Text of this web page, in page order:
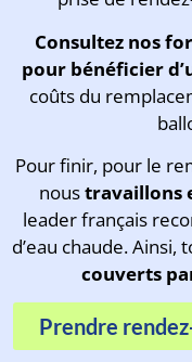
Consultez nos
pour bénéficier
coûts du
Pour finir, pour le
noustravaillons
leader français
d’eau chaude.
couverts
Prendre